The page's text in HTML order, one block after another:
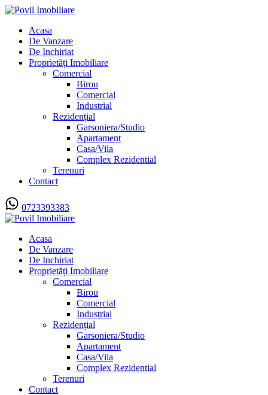
Acasa
De Vanzare
De Inchiriat
Proprietăți Imobiliare
Comercial
Birou
Comercial
Industrial
Rezidențial
Garsoniera/Studio
Apartament
Casa/Vila
Complex Rezidential
Terenuri
Contact
0723393383
Acasa
De Vanzare
De Inchiriat
Proprietăți Imobiliare
Comercial
Birou
Comercial
Industrial
Rezidențial
Garsoniera/Studio
Apartament
Casa/Vila
Complex Rezidential
Terenuri
Contact